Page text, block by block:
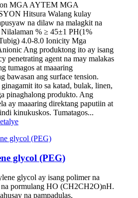
MGA AYTEM MGA
Hitsura Walang kulay
na dilaw na malagkit na
% ≥ 45±1 PH(1%
4.0-8.0 Ionicity Mga
Ang produktong ito ay isang
penetrating agent na may malakas
tumagos at maaaring
bawasan ang surface tension.
ito sa katad, bulak, linen,
pinaghalong produkto. Ang
ay maaaring direktang paputiin at
kinukuskos. Tumatagos...
glycol (PEG)
glycol ay isang polimer na
pormulang HO (CH2CH2O)nH.
na pampadulas,